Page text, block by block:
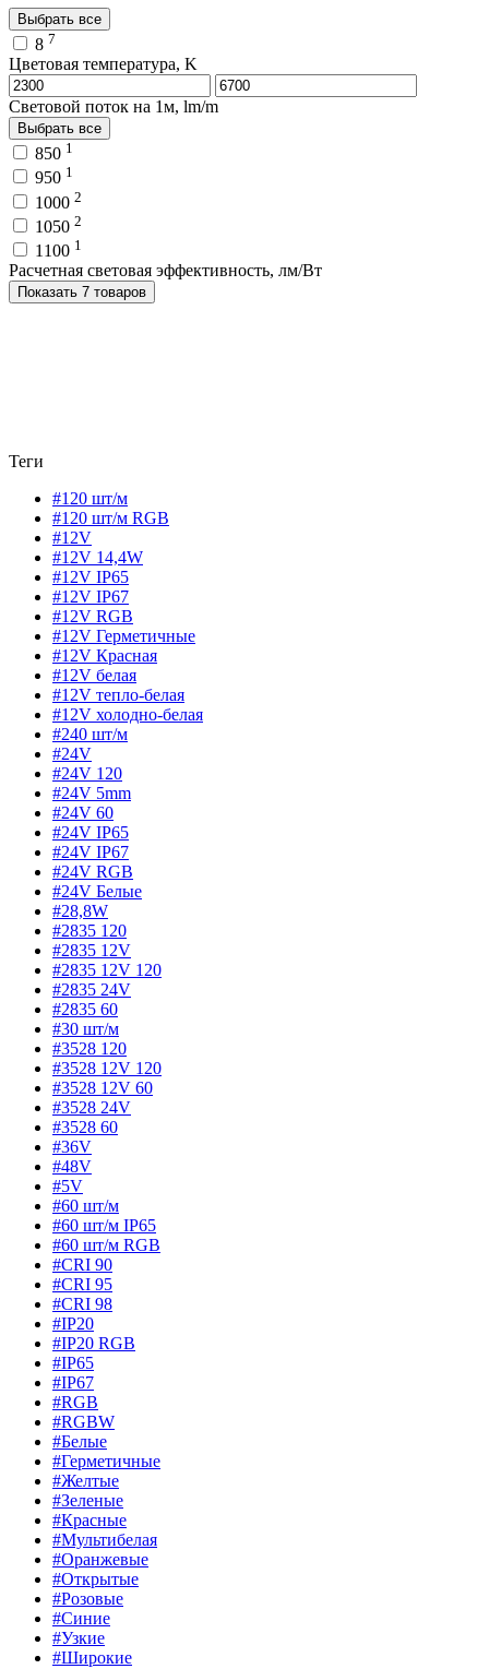
Выбрать все
8 7
Цветовая температура, K
Световой поток на 1м, lm/m
Выбрать все
850 1
950 1
1000 2
1050 2
1100 1
Расчетная световая эффективность, лм/Вт
Показать 7 товаров
Теги
#120 шт/м
#120 шт/м RGB
#12V
#12V 14,4W
#12V IP65
#12V IP67
#12V RGB
#12V Герметичные
#12V Красная
#12V белая
#12V тепло-белая
#12V холодно-белая
#240 шт/м
#24V
#24V 120
#24V 5mm
#24V 60
#24V IP65
#24V IP67
#24V RGB
#24V Белые
#28,8W
#2835 120
#2835 12V
#2835 12V 120
#2835 24V
#2835 60
#30 шт/м
#3528 120
#3528 12V 120
#3528 12V 60
#3528 24V
#3528 60
#36V
#48V
#5V
#60 шт/м
#60 шт/м IP65
#60 шт/м RGB
#CRI 90
#CRI 95
#CRI 98
#IP20
#IP20 RGB
#IP65
#IP67
#RGB
#RGBW
#Белые
#Герметичные
#Желтые
#Зеленые
#Красные
#Мультибелая
#Оранжевые
#Открытые
#Розовые
#Синие
#Узкие
#Широкие